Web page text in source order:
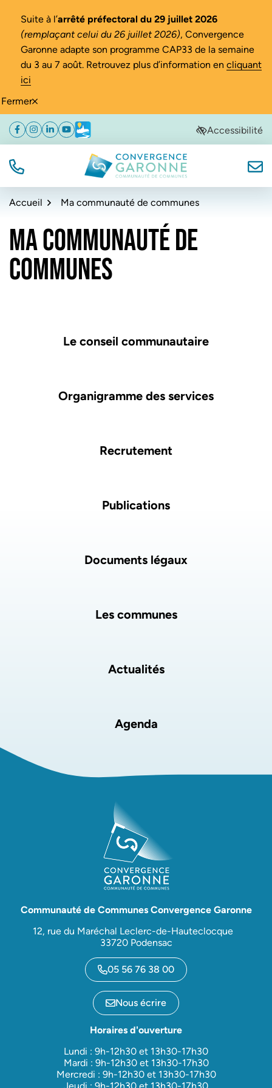
Fermer
Suite à l’arrêté préfectoral du 29 juillet 2026
(remplaçant celui du 26 juillet 2026), Convergence
Garonne adapte son programme CAP33 de la semaine
du 3 au 7 août. Retrouvez plus d’information en cliquant
ici
Aller
navigation
Aller
au
Aller
au
de
Facebook
(ouverture dans un nouvel onglet)
Instagram
(ouverture dans un nouvel onglet)
Linkedin
(ouverture dans un nouvel onglet)
YouTube
(ouverture dans un nouvel onglet)
Météo
(ouverture dans un nouvel onglet)Accessibilité
TÉL. Convergence Garonne
Accueil Ma communauté de communes
MA COMMUNAUTÉ DE
COMMUNES
Le conseil communautaire
Organigramme des services
Recrutement
Publications
Documents légaux
Les communes
Actualités
Agenda
Communauté de Communes Convergence Garonne
12, rue du Maréchal Leclerc-de-Hauteclocque
33720 Podensac
05 56 76 38 00
Nous écrire
Horaires d'ouverture
Lundi : 9h-12h30 et 13h30-17h30
Mardi : 9h-12h30 et 13h30-17h30
Mercredi : 9h-12h30 et 13h30-17h30